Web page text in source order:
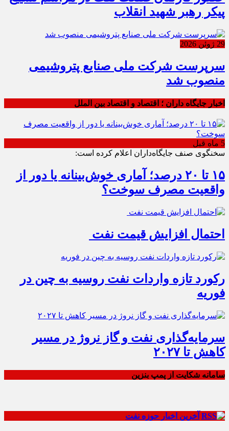
پیکر رهبر شهید انقلاب
29 ژوئن 2026
سرپرست شرکت ملی صنایع پتروشیمی
منصوب شد
اخبار جایگاه داران ؛ اقتصاد و اقتصاد بین الملل
5 ماه قبل
سخنگوی صنف جایگاه‌داران اعلام کرده است:
۱۵ تا ۲۰ درصد؛ آماری خوش‌بینانه یا دور از
واقعیت مصرف سوخت؟
احتمال افزایش قیمت نفت
رکورد تازه واردات نفت روسیه به چین در
فوریه
سرمایه‌گذاری نفت و گاز نروژ در مسیر
کاهش تا ۲۰۲۷
سامانه شکایت از پمپ بنزین
آخرین اخبار حوزه نفت